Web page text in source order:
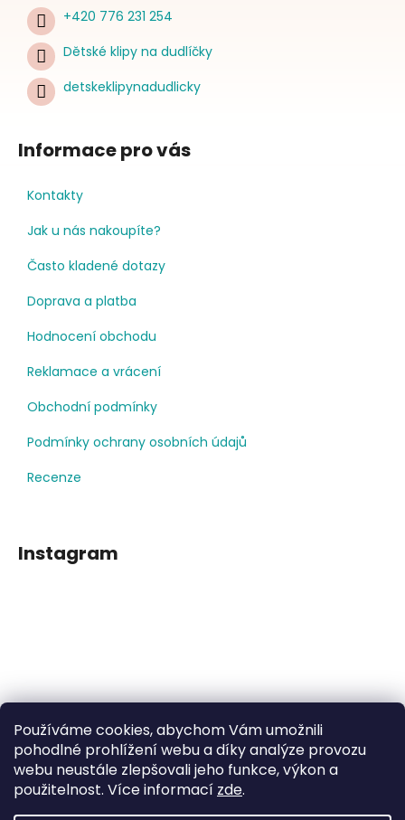
Používáme cookies, abychom Vám umožnili
pohodlné prohlížení webu a díky analýze provozu
webu neustále zlepšovali jeho funkce, výkon a
použitelnost. Více informací zde.
+420 776 231 254
Dětské klipy na dudlíčky
detskeklipynadudlicky
Informace pro vás
Kontakty
Jak u nás nakoupíte?
Často kladené dotazy
Doprava a platba
Hodnocení obchodu
Reklamace a vrácení
Obchodní podmínky
Podmínky ochrany osobních údajů
Recenze
Instagram
Sledovat na Instagramu
Facebook